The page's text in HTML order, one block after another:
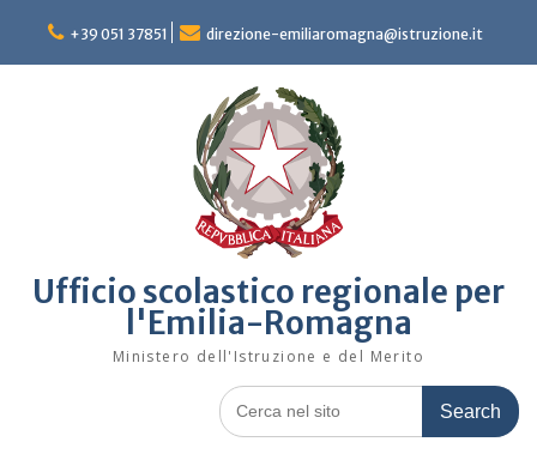
content
+39 051 37851 direzione-emiliaromagna@istruzione.it
Ufficio scolastico regionale per
l'Emilia-Romagna
Ministero dell'Istruzione e del Merito
Search
for: